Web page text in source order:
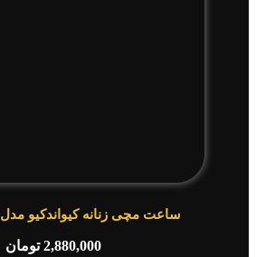
ساعت مچی زنانه کیواندکیو مدل C215J212Y
2,880,000 تومان